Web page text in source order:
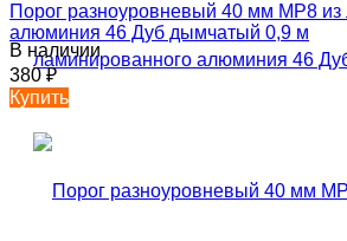
Порог разноуровневый 40 мм MP8
алюминия 46 Дуб дымчатый 0,9 м
В наличии
380₽
Купить